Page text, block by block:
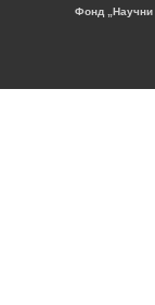
Фонд „Научни